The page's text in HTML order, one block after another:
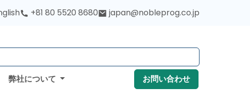
+81 80 5520 8680 japan@nobleprog.co.jp
弊社について お問い合わせ